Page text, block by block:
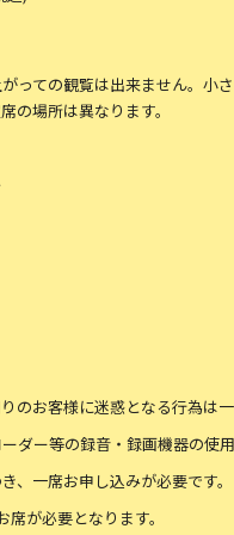
っての観覧は出来ません。小
の場所は異なります。
のお客様に迷惑となる行為は一
ダー等の録音・録画機器の使用
、一席お申し込みが必要です。
が必要となります。